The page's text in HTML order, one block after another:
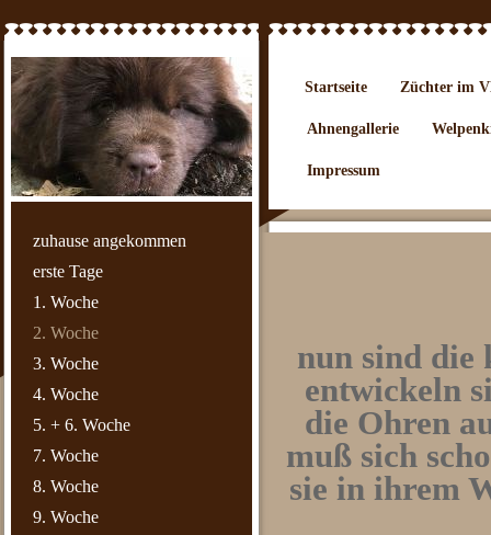
zuhause angekommen
erste Tage
1. Woche
2. Woche
3. Woche
4. Woche
5. + 6. Woche
7. Woche
8. Woche
9. Woche
Startseite Züchter im
Ahnengallerie
Impressum
nun sind die
entwickeln
die Ohren
muß sich
sie in ihrem